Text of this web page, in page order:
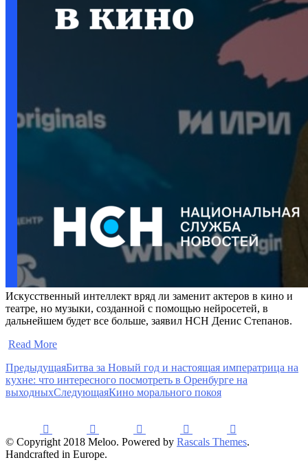
Искусственный интеллект вряд ли заменит актеров в кино и
театре, но музыки, созданной с помощью нейросетей, в
дальнейшем будет все больше, заявил НСН Денис Степанов.
Read More
ПредыдущаяБитва за Новый год и настоящая императрица на
кухне: что интересного посмотреть в Оренбурге на
выходныхСледующаяКино морального покоя
© Copyright 2018 Meloo. Powered by Rascals Themes.
Handcrafted in Europe.